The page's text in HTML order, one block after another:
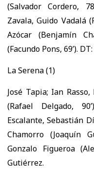
(Salvador Cordero,
Zavala, Guido Vadalá
Azócar (Benjamín
(Facundo Pons, 69’).
La Serena (1)
José Tapia; Ian
(Rafael Delgado,
Escalante, Sebastián
Chamorro (Joaquín
Gonzalo Figueroa
Gutiérrez.